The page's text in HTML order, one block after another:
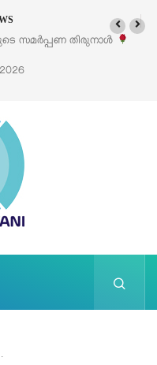
സ്റ്റൈൽ എക്സിബിഷനും